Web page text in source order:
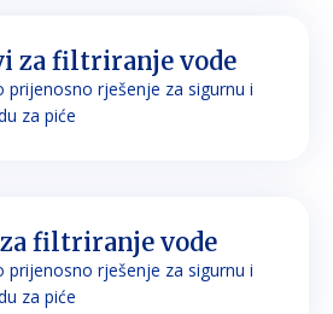
za filtriranje vode
prijenosno rješenje za sigurnu i
za piće
za filtriranje vode
prijenosno rješenje za sigurnu i
za piće